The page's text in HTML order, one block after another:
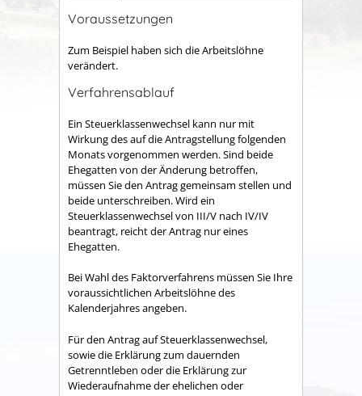
Voraussetzungen
Zum Beispiel haben sich die Arbeitslöhne
verändert.
Verfahrensablauf
Ein Steuerklassenwechsel kann nur mit
Wirkung des auf die Antragstellung folgenden
Monats vorgenommen werden.Sind beide
Ehegatten von der Änderung betroffen,
müssen Sie den Antrag gemeinsam stellen und
beide unterschreiben. Wird ein
Steuerklassenwechsel von III/V nach IV/IV
beantragt, reicht der Antrag nur eines
Ehegatten.
Bei Wahl des Faktorverfahrens müssen Sie Ihre
voraussichtlichen Arbeitslöhne des
Kalenderjahres angeben.
Für den Antrag auf Steuerklassenwechsel,
sowie die Erklärung zum dauernden
Getrenntleben oder die Erklärung zur
Wiederaufnahme der ehelichen oder